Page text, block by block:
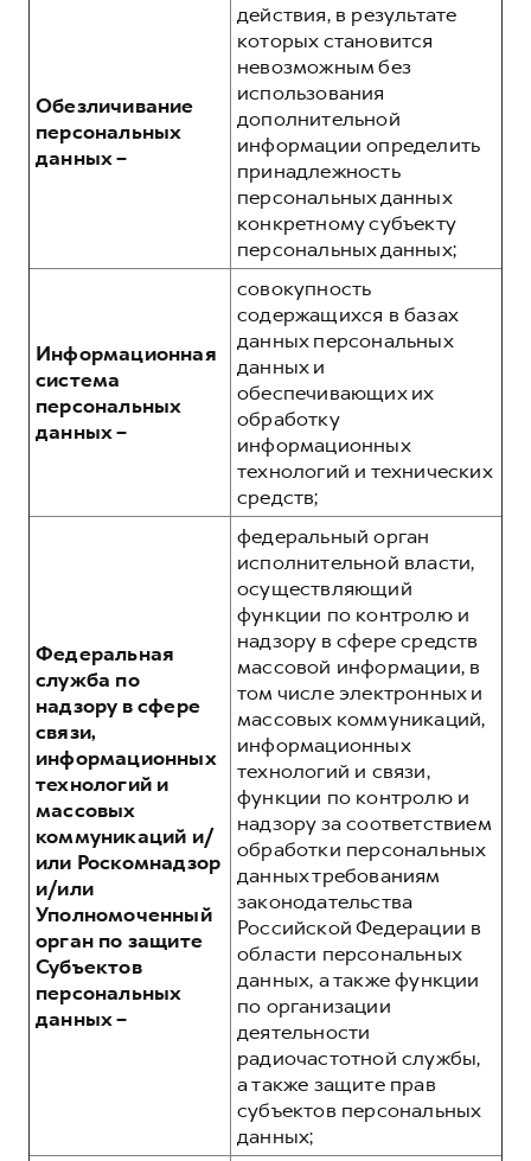
Обезличивание
персональных
данных –
действия, в результате
которых становится
невозможным без
использования
дополнительной
информации определить
принадлежность
персональных данных
конкретному субъекту
персональных данных;
Информационная
система
персональных
данных –
совокупность
содержащихся в базах
данных персональных
данных и
обеспечивающих их
обработку
информационных
технологий и технических
средств;
Федеральная
служба по
надзору в сфере
связи,
информационных
технологий и
массовых
коммуникаций и/
или Роскомнадзор
и/или
Уполномоченный
орган по защите
Субъектов
персональных
данных –
федеральный орган
исполнительной власти,
осуществляющий
функции по контролю и
надзору в сфере средств
массовой информации, в
том числе электронных и
массовых коммуникаций,
информационных
технологий и связи,
функции по контролю и
надзору за соответствием
обработки персональных
данных требованиям
законодательства
Российской Федерации в
области персональных
данных, а также функции
по организации
деятельности
радиочастотной службы,
а также защите прав
субъектов персональных
данных;